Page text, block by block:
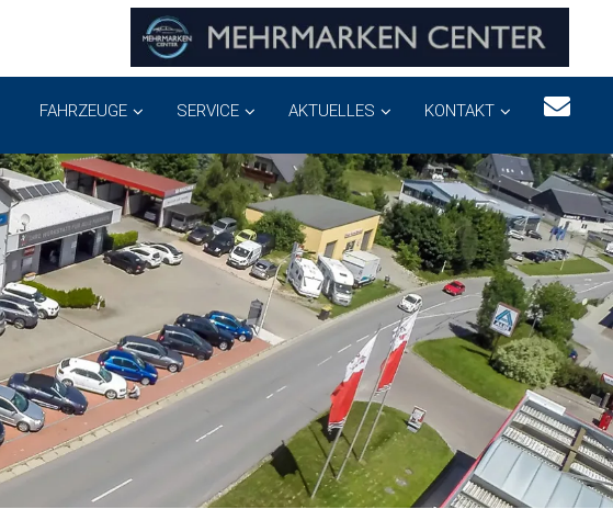
FAHRZEUGE SERVICE AKTUELLES KONTAKT